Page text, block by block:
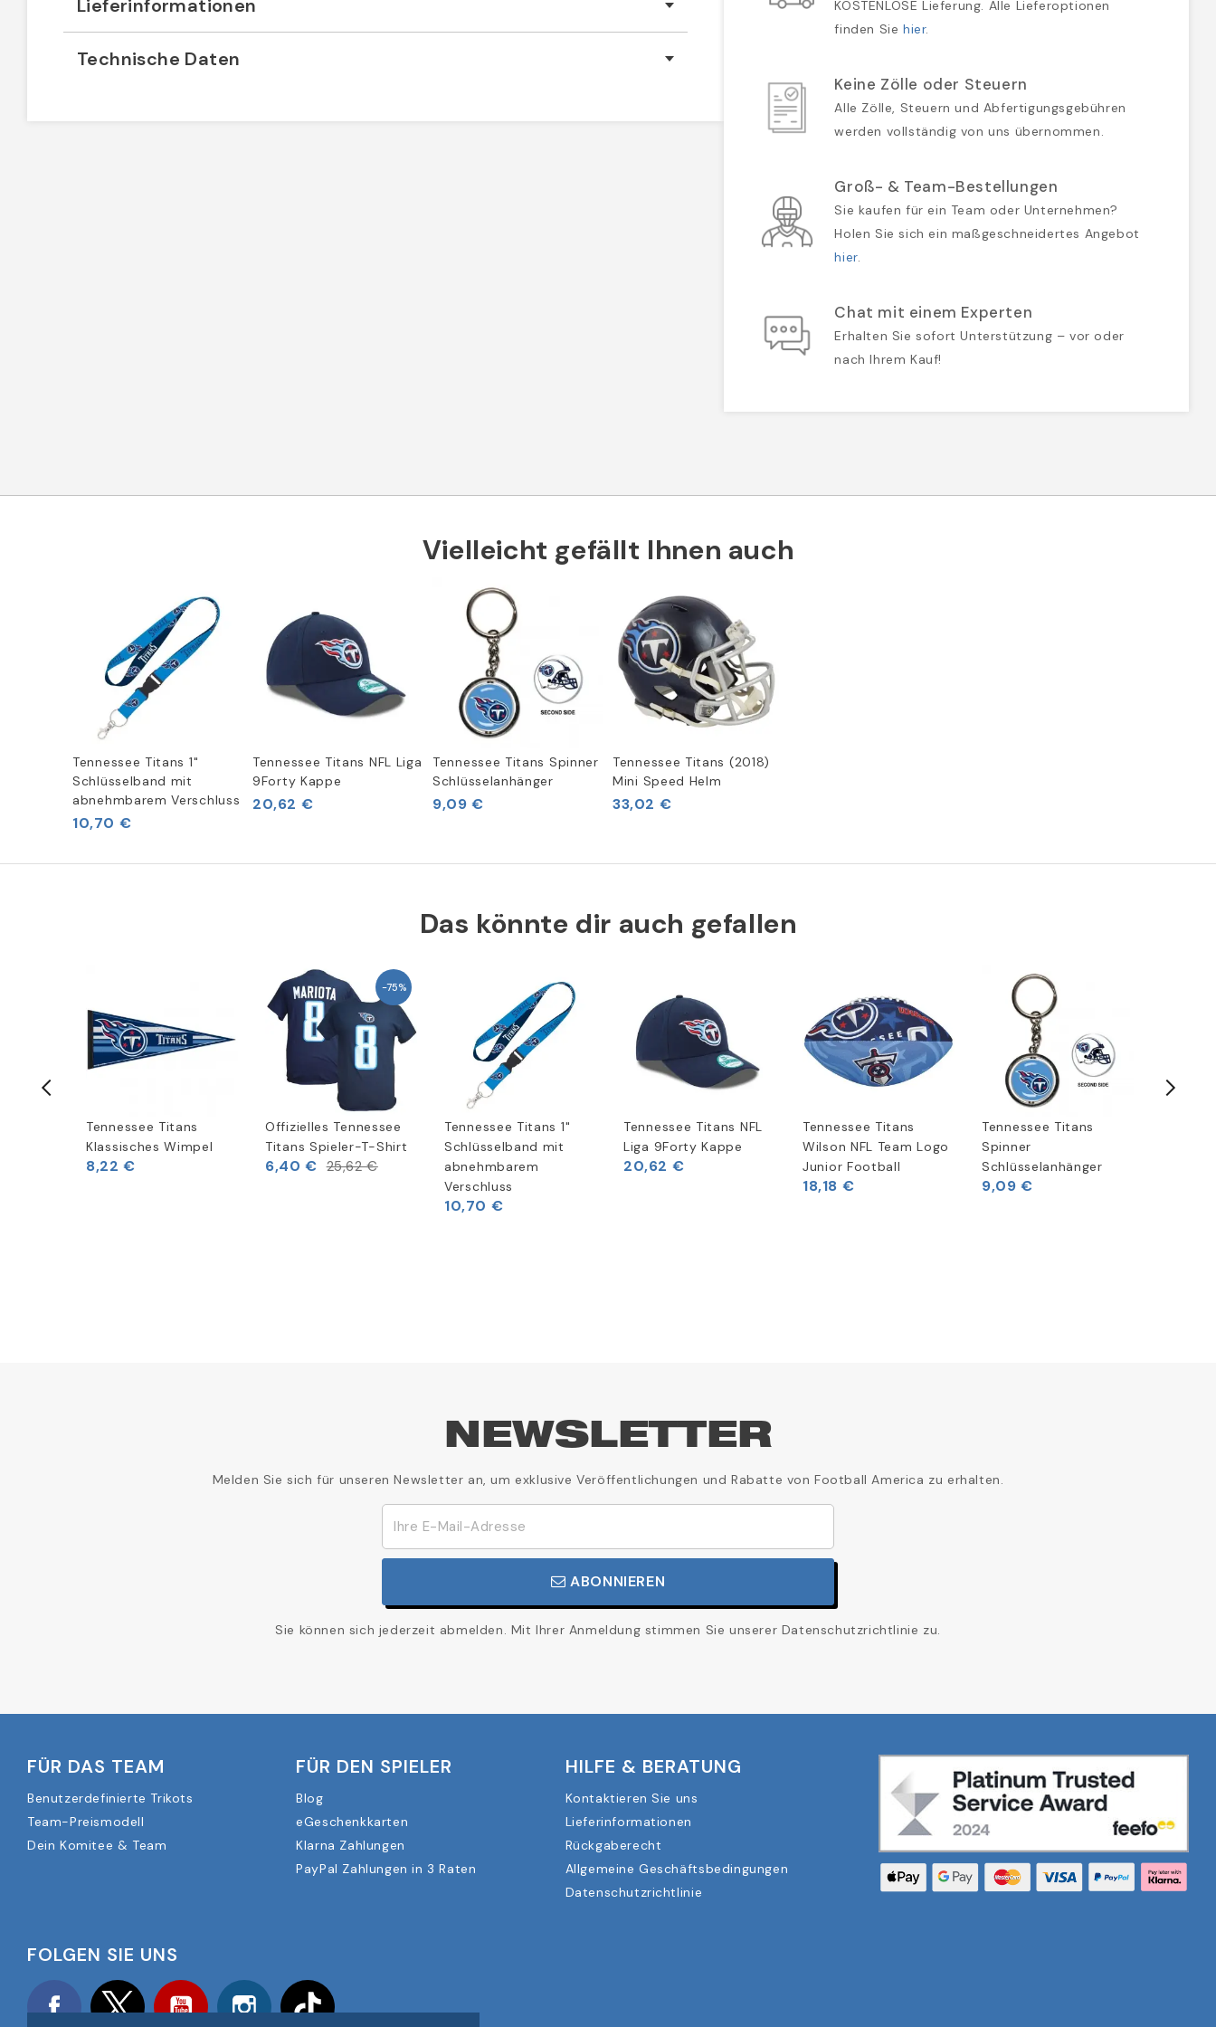
Lieferinformationen
Technische Daten
KOSTENLOSE Lieferung. Alle Lieferoptionen
finden Sie hier.
Keine Zölle oder Steuern
Alle Zölle, Steuern und Abfertigungsgebühren
werden vollständig von uns übernommen.
Groß- & Team-Bestellungen
Sie kaufen für ein Team oder Unternehmen?
Holen Sie sich ein maßgeschneidertes Angebot
hier.
Chat mit einem Experten
Erhalten Sie sofort Unterstützung – vor oder
nach Ihrem Kauf!
Vielleicht gefällt Ihnen auch
Tennessee Titans 1"
Schlüsselband mit
abnehmbarem Verschluss
10,70 €
Tennessee Titans NFL Liga
9Forty Kappe
20,62 €
Tennessee Titans Spinner
Schlüsselanhänger
9,09 €
Tennessee Titans (2018)
Mini Speed Helm
33,02 €
Das könnte dir auch gefallen
Tennessee Titans
Klassisches Wimpel
8,22 €
-75%
Offizielles Tennessee
Titans Spieler-T-Shirt
6,40 € 25,62 €
Tennessee Titans 1"
Schlüsselband mit
abnehmbarem
Verschluss
10,70 €
Tennessee Titans NFL
Liga 9Forty Kappe
20,62 €
Tennessee Titans
Wilson NFL Team Logo
Junior Football
18,18 €
Tennessee Titans
Spinner
Schlüsselanhänger
9,09 €
NEWSLETTER
Melden Sie sich für unseren Newsletter an, um exklusive Veröffentlichungen und Rabatte von Football America zu erhalten.
ABONNIEREN
Sie können sich jederzeit abmelden. Mit Ihrer Anmeldung stimmen Sie unserer Datenschutzrichtlinie zu.
FÜR DAS TEAM
Benutzerdefinierte Trikots
Team-Preismodell
Dein Komitee & Team
FÜR DEN SPIELER
Blog
eGeschenkkarten
Klarna Zahlungen
PayPal Zahlungen in 3 Raten
HILFE & BERATUNG
Kontaktieren Sie uns
Lieferinformationen
Rückgaberecht
Allgemeine Geschäftsbedingungen
Datenschutzrichtlinie
FOLGEN SIE UNS
Facebook Twitter YouTube Instagram